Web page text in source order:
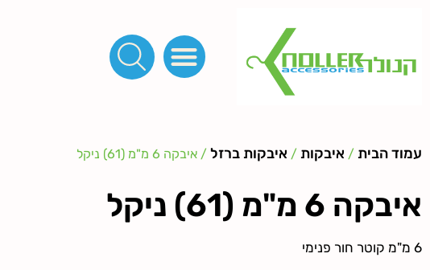
עמוד הבית / איבקות / איבקות ברזל / איבקה 6 מ"מ (61) ניקל
איבקה 6 מ"מ (61) ניקל
6 מ"מ קוטר חור פנימי